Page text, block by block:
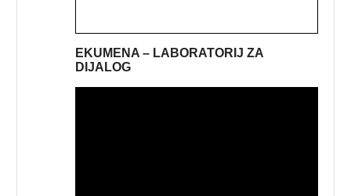
EKUMENA – LABORATORIJ ZA
DIJALOG